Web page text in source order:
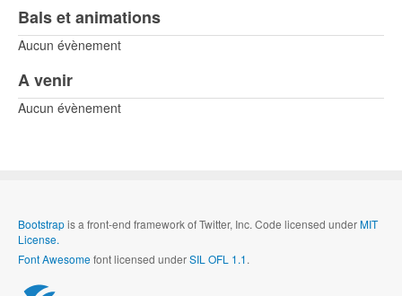
Bals et animations
Aucun évènement
A venir
Aucun évènement
Bootstrapis a front-end framework of Twitter, Inc. Code licensed underMIT
License.
Font Awesomefont licensed underSIL OFL 1.1.